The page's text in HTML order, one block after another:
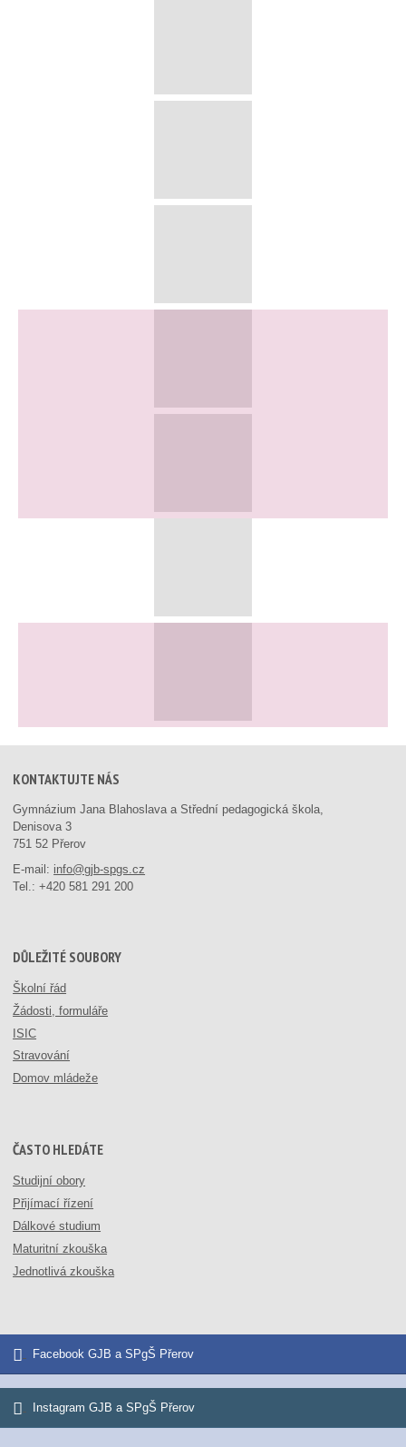
KONTAKTUJTE NÁS
Gymnázium Jana Blahoslava a Střední pedagogická škola,
Denisova 3
751 52 Přerov
E-mail: info@gjb-spgs.cz
Tel.:+420 581 291 200
DŮLEŽITÉ SOUBORY
Školní řád
Žádosti, formuláře
ISIC
Stravování
Domov mládeže
ČASTO HLEDÁTE
Studijní obory
Přijímací řízení
Dálkové studium
Maturitní zkouška
Jednotlivá zkouška
Facebook GJB a SPgŠ Přerov
Instagram GJB a SPgŠ Přerov